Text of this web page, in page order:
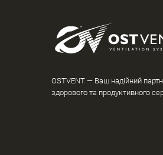
OSTVENT — Ваш надійний
здорового та продуктивного